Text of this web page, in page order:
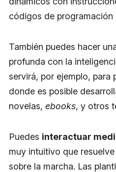
códigos de programación
También puedes hacer
profunda con la
servirá, por ejemplo, para
donde es posible
novelas, ebooks, y otros
Puedes interactuar
muy intuitivo que
sobre la marcha. Las